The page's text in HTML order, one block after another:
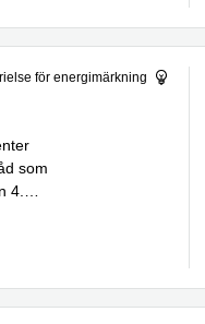
för energimärkning
som
4.